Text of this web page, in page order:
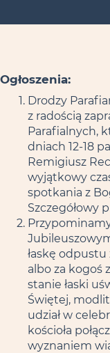
Ogłoszenia:
Drodzy
z radością
Parafialnych,
dniach 12-18
Remigiusz
wyjątkowy
spotkania z
Szczegółowy
łaskę odpustu
albo za kogoś
stanie łaski
Świętej,
udział w
kościoła
wyznaniem